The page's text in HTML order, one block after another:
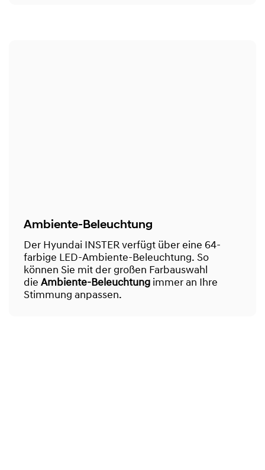
Ambiente-Beleuchtung
Der Hyundai INSTER verfügt über eine 64-
farbige LED-Ambiente-Beleuchtung. So
können Sie mit der großen Farbauswahl
die Ambiente-Beleuchtung immer an Ihre
Stimmung anpassen.